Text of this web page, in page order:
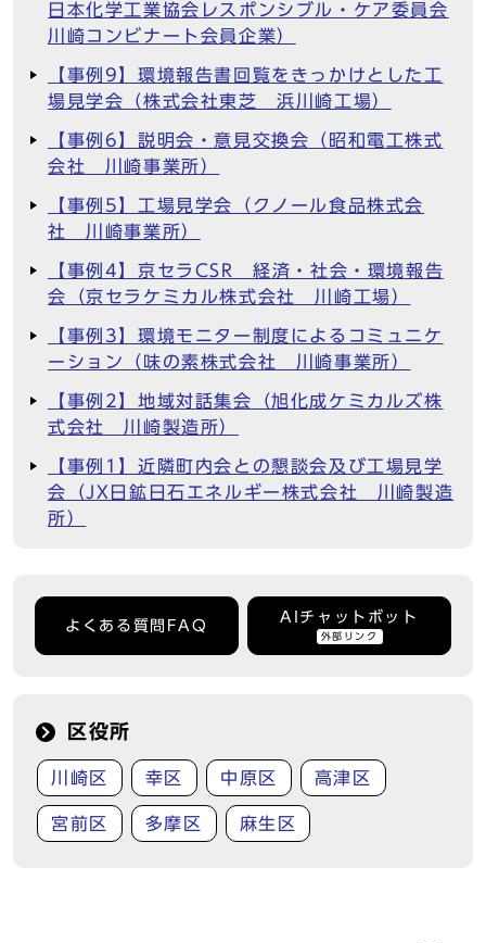
日本化学工業協会レスポンシブル・ケア委員会
川崎コンビナート会員企業）
【事例9】環境報告書回覧をきっかけとした工
場見学会（株式会社東芝 浜川崎工場）
【事例6】説明会・意見交換会（昭和電工株式
会社 川崎事業所）
【事例5】工場見学会（クノール食品株式会
社 川崎事業所）
【事例4】京セラCSR 経済・社会・環境報告
会（京セラケミカル株式会社 川崎工場）
【事例3】環境モニター制度によるコミュニケ
ーション（味の素株式会社 川崎事業所）
【事例2】地域対話集会（旭化成ケミカルズ株
式会社 川崎製造所）
【事例1】近隣町内会との懇談会及び工場見学
会（JX日鉱日石エネルギー株式会社 川崎製造
所）
よくある質問FAQ
AIチャットボット
外部リンク
区役所
川崎区 幸区 中原区 高津区
宮前区 多摩区 麻生区